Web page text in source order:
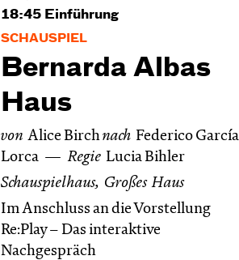
18:45 Einführung
SCHAUSPIEL
Bernarda Albas
Haus
von Alice Birchnach Federico García
Lorca
Regie Lucia Bihler
Schauspielhaus, Großes Haus
Im Anschluss an die Vorstellung
Re:Play – Das interaktive
Nachgespräch